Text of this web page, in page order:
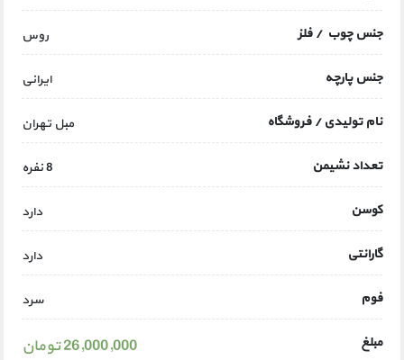
جنس چوب / فلز روس
جنس پارچه ایرانی
نام تولیدی / فروشگاه مبل تهران
تعداد نشیمن 8 نفره
کوسن دارد
گارانتی دارد
فوم سرد
مبلغ 26,000,000 تومان